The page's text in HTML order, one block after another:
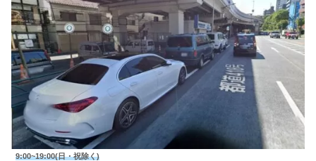
9:00~19:00(日・祝除く)